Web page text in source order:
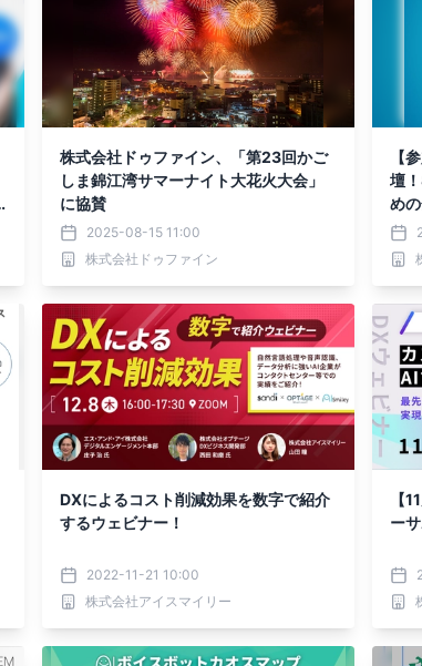
株式会社ドゥファイン、「第23回かご
しま錦江湾サマーナイト大花火大会」
に協賛
2025-08-15 11:00
株式会社ドゥファイン
【
壇
め
セ
DXによるコスト削減効果を数字で紹介
するウェビナー！
2022-11-21 10:00
株式会社アイスマイリー
【
ー